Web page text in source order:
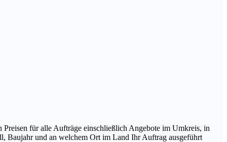
für alle Aufträge einschließlich Angebote im Umkreis, in
Baujahr und an welchem Ort im Land Ihr Auftrag ausgeführt